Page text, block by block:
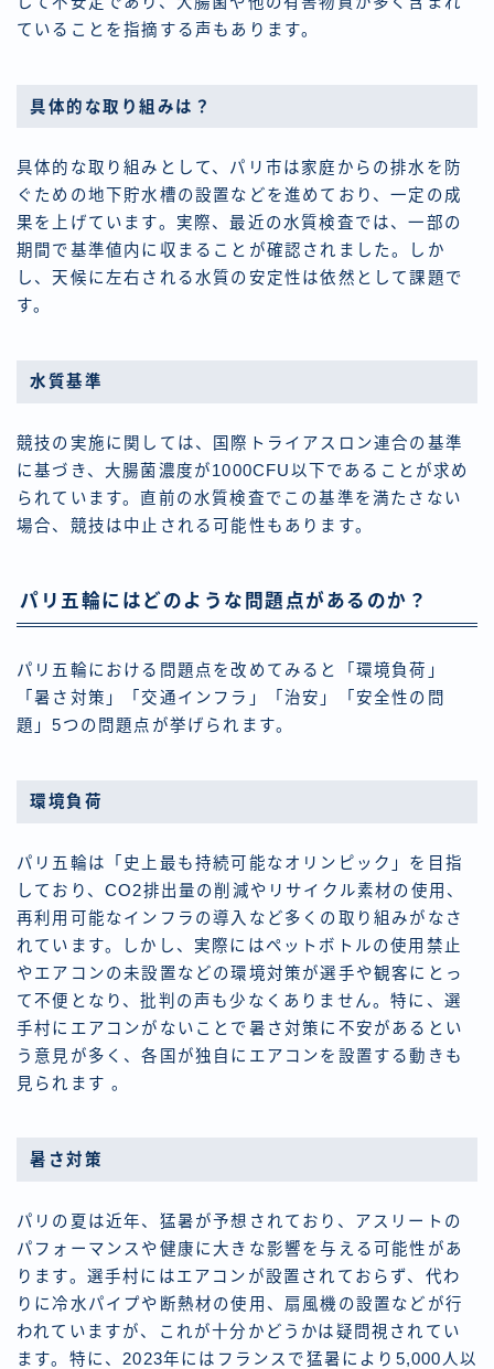
ていることを指摘する声もあります。
具体的な取り組みは？
具体的な取り組みとして、パリ市は家庭からの排水を防
ぐための地下貯水槽の設置などを進めており、一定の成
果を上げています。実際、最近の水質検査では、一部の
期間で基準値内に収まることが確認されました。しか
し、天候に左右される水質の安定性は依然として課題で
す。
水質基準
競技の実施に関しては、国際トライアスロン連合の基準
に基づき、大腸菌濃度が1000CFU以下であることが求め
られています。直前の水質検査でこの基準を満たさない
場合、競技は中止される可能性もあります。
パリ五輪にはどのような問題点があるのか？
パリ五輪における問題点を改めてみると「環境負荷」
「暑さ対策」「交通インフラ」「治安」「安全性の問
題」5つの問題点が挙げられます。
環境負荷
パリ五輪は「史上最も持続可能なオリンピック」を目指
しており、CO2排出量の削減やリサイクル素材の使用、
再利用可能なインフラの導入など多くの取り組みがなさ
れています。しかし、実際にはペットボトルの使用禁止
やエアコンの未設置などの環境対策が選手や観客にとっ
て不便となり、批判の声も少なくありません。特に、選
手村にエアコンがないことで暑さ対策に不安があるとい
う意見が多く、各国が独自にエアコンを設置する動きも
見られます 。
暑さ対策
パリの夏は近年、猛暑が予想されており、アスリートの
パフォーマンスや健康に大きな影響を与える可能性があ
ります。選手村にはエアコンが設置されておらず、代わ
りに冷水パイプや断熱材の使用、扇風機の設置などが行
われていますが、これが十分かどうかは疑問視されてい
ます。特に、2023年にはフランスで猛暑により5,000人以